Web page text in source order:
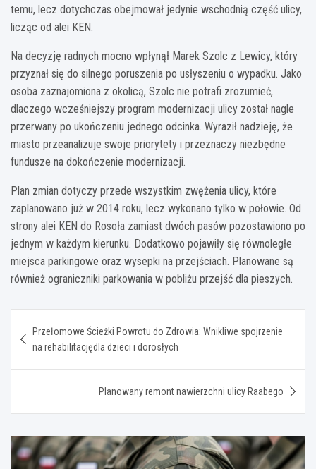
temu, lecz dotychczas obejmował jedynie wschodnią część ulicy,
licząc od alei KEN.
Na decyzję radnych mocno wpłynął Marek Szolc z Lewicy, który
przyznał się do silnego poruszenia po usłyszeniu o wypadku. Jako
osoba zaznajomiona z okolicą, Szolc nie potrafi zrozumieć,
dlaczego wcześniejszy program modernizacji ulicy został nagle
przerwany po ukończeniu jednego odcinka. Wyraził nadzieję, że
miasto przeanalizuje swoje priorytety i przeznaczy niezbędne
fundusze na dokończenie modernizacji.
Plan zmian dotyczy przede wszystkim zwężenia ulicy, które
zaplanowano już w 2014 roku, lecz wykonano tylko w połowie. Od
strony alei KEN do Rosoła zamiast dwóch pasów pozostawiono po
jednym w każdym kierunku. Dodatkowo pojawiły się równoległe
miejsca parkingowe oraz wysepki na przejściach. Planowane są
również ograniczniki parkowania w pobliżu przejść dla pieszych.
wpisu
Przełomowe Ścieżki Powrotu do Zdrowia: Wnikliwe spojrzenie
na rehabilitacjędla dzieci i dorosłych
Planowany remont nawierzchni ulicy Raabego